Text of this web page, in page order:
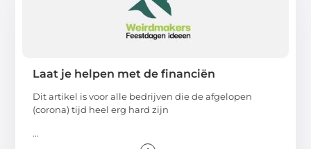
Laat je helpen met de financiën
Dit artikel is voor alle bedrijven die de afgelopen
(corona) tijd heel erg hard zijn
...